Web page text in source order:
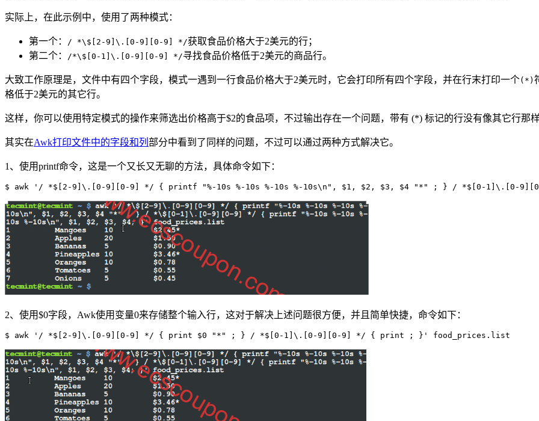
实际上，在此示例中，使用了两种模式：
第一个： / *\$[2-9]\.[0-9][0-9] */获取食品价格大于2美元的行；
第二个：
/*\$[0-1]\.[0-9][0-9] */寻找食品价格低于2美元的商品行。
大致工作原理是，文件中有四个字段，模式一遇到一行食品价格大于2美元时，它会打印所有四个字段，并在行末打印一个(*)
格低于2美元的其它行。
这样，你可以使用特定模式的操作来筛选出价格高于$2的食品项，不过输出存在一个问题，带有 (*) 标记的行没有像其它行那
其实在Awk打印文件中的字段和列 部分中看到了同样的问题，不过可以通过两种方式解决它。
1、使用printf命令，这是一个又长又无聊的方法，具体命令如下：
$ awk '/ *$[2-9]\.[0-9][0-9] */ { printf "%-10s %-10s %-10s %-10s\n", $1, $2, $3, $4 "*" ; } / *$[0-1]\.[0-
2、使用$0字段，Awk使用变量0来存储整个输入行，这对于解决上述问题很方便，并且简单快捷，命令如下：
$ awk '/ *$[2-9]\.[0-9][0-9] */ { print $0 "*" ; } / *$[0-1]\.[0-9][0-9] */ { print ; }' food_prices.list